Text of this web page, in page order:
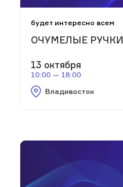
будет интересно всем
ОЧУМЕЛЫЕ РУЧКИ
13 октября
10:00 — 18:00
Владивосток